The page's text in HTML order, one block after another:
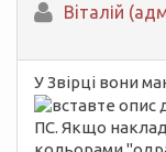
Вiталій
У Звірці вони
ПС. Якщо